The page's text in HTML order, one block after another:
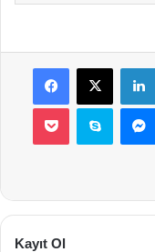
Facebook
X
Pocket Skype
Kayıt Ol